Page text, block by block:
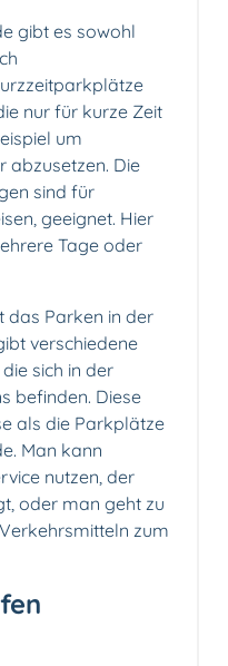
gibt es sowohl
nur für kurze Zeit
um
abzusetzen. Die
sind für
geeignet. Hier
Tage oder
das Parken in der
verschiedene
sich in der
befinden. Diese
als die Parkplätze
Man kann
nutzen, der
oder man geht zu
zum